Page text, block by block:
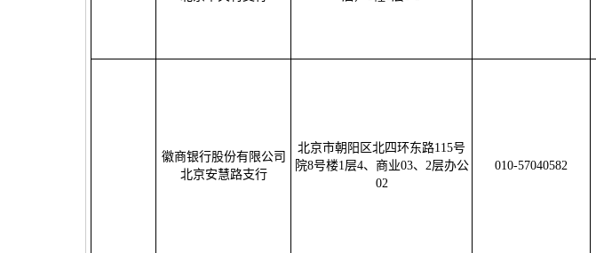
徽商银行股份有限公司
北京安慧路支行
北京市朝阳区北四环东路115号
院8号楼1层4、商业03、2层办公
02
010-57040582